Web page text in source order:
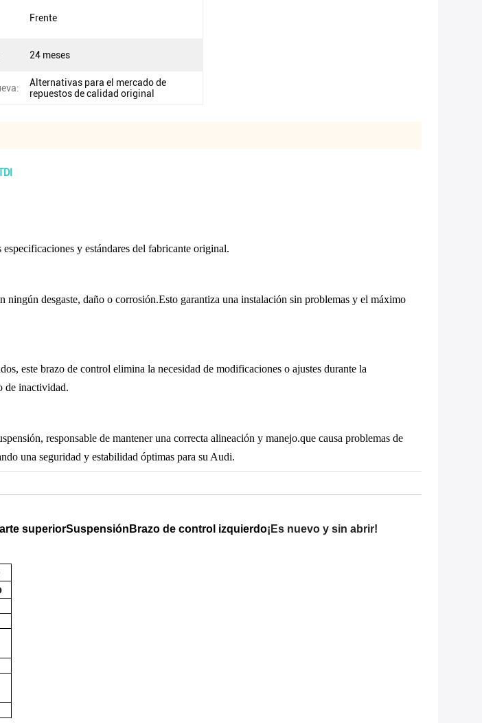
Frente
24 meses
Alternativas para el mercado de
repuestos de calidad original
y estándares del fabricante original.
desgaste, daño o corrosión.Esto garantiza una instalación sin problemas y el máximo
este brazo de control elimina la necesidad de modificaciones o ajustes durante la
de inactividad.
responsable de mantener una correcta alineación y manejo.que causa problemas de
una seguridad y estabilidad óptimas para su Audi.
superiorSuspensión Brazo de control izquierdo¡Es nuevo y sin abrir!